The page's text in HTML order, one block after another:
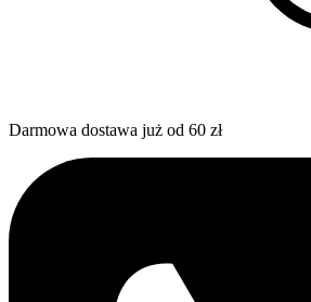
Darmowa dostawa już od 60 zł